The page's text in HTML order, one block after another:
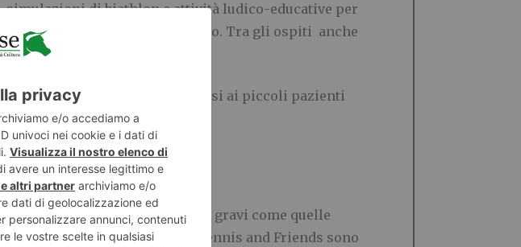
di biathlon e attività ludico-educative per
di Finanza e Polizia di Stato. Tra gli ospiti anche
, che ha portato sport e sorrisi ai piccoli pazienti
soprattutto per patologie gravi come quelle
questo iniziative come Tennis and Friends sono